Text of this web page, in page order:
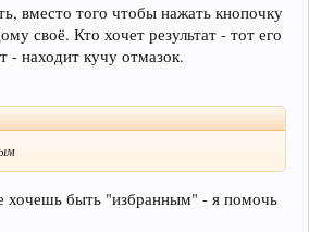
вместо того чтобы нажать кнопочку
своё. Кто хочет результат - тот его
- находит кучу отмазок.
хочешь быть "избранным" - я помочь